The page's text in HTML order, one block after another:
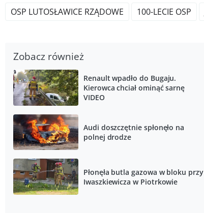
OSP LUTOSŁAWICE RZĄDOWE 100-LECIE OSP
Zobacz również
Renault wpadło do Bugaju.
Kierowca chciał ominąć sarnę
VIDEO
Audi doszczętnie spłonęło na
polnej drodze
Płonęła butla gazowa w bloku przy
Iwaszkiewicza w Piotrkowie